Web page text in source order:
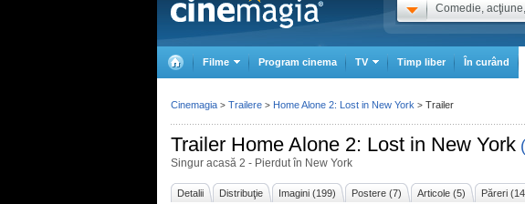
Comedie,
Filme Program cinema TV Timp liber În curând
Trailer Home Alone 2: Lost in New York
Singur acasă 2 - Pierdut în New York
Detalii Distribuţie Imagini (199) Postere (7) Articole (5) Păreri
Cinemagia > Trailere > Home Alone 2: Lost in New York > Trailer